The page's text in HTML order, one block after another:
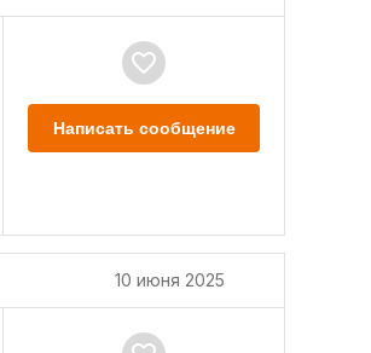
Написать сообщение
10 июня 2025